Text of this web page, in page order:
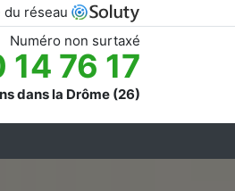
réseau
Numéro non surtaxé
76 17
dans la Drôme (26)